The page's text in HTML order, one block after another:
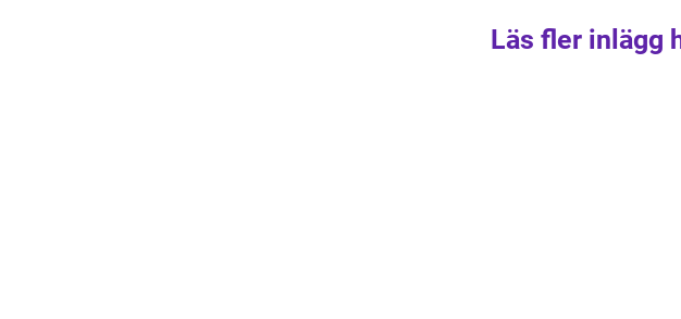
Läs fler inlägg